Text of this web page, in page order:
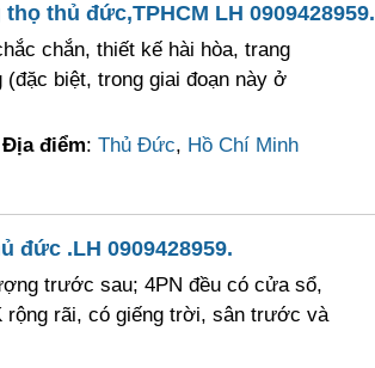
thủ đức,TPHCM LH 0909428959.
chắn, thiết kế hài hòa, trang
biệt, trong giai đoạn này ở
Địa điểm: Thủ Đức, Hồ Chí Minh
đức .LH 0909428959.
trước sau; 4PN đều có cửa sổ,
rộng rãi, có giếng trời, sân trước và